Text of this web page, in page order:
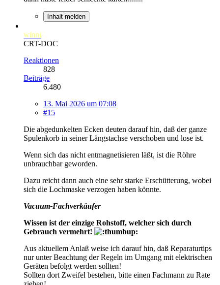
Inhalt melden
winni
CRT-DOC
Reaktionen
828
Beiträge
6.480
13. Mai 2026 um 07:08
#15
Die abgedunkelten Ecken deuten darauf hin, daß der ganze
Spulenkorb in seiner Längstachse verschoben und lose ist.
Wenn sich das nicht entmagnetisieren läßt, ist die Röhre
unbrauchbar geworden.
Dazu reicht dann auch eine sehr starke Erschütterung, wobei
sich die Lochmaske verzogen haben könnte.
Vacuum-Fachverkäufer
Wissen ist der einzige Rohstoff, welcher sich durch
Gebrauch vermehrt!
Aus aktuellem Anlaß weise ich darauf hin, daß Reparaturtips
nur unter Beachtung der Regeln im Umgang mit elektrischen
Geräten befolgt werden sollten!
Sollten dort Zweifel bestehen, bitte einen Fachmann zu Rate